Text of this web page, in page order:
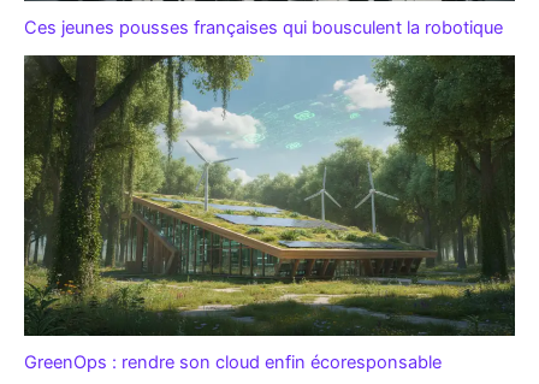
Ces jeunes pousses françaises qui bousculent la robotique
GreenOps : rendre son cloud enfin écoresponsable